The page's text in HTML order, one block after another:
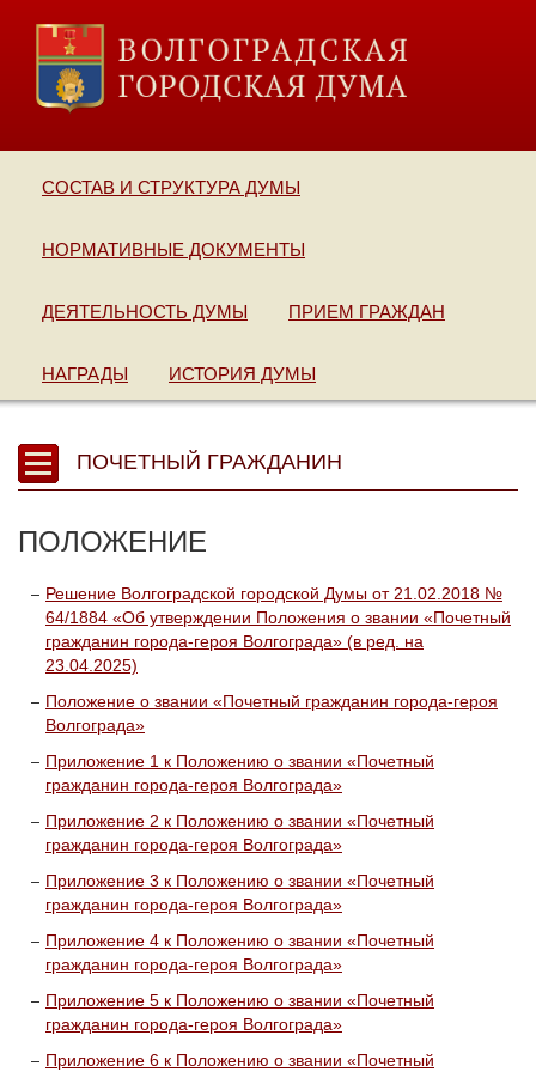
СОСТАВ И СТРУКТУРА ДУМЫ
НОРМАТИВНЫЕ ДОКУМЕНТЫ
ДЕЯТЕЛЬНОСТЬ ДУМЫ ПРИЕМ ГРАЖДАН
НАГРАДЫ ИСТОРИЯ ДУМЫ
ПОЧЕТНЫЙ ГРАЖДАНИН
ПОЛОЖЕНИЕ
Решение Волгоградской городской Думы от 21.02.2018 №
64/1884 «Об утверждении Положения о звании «Почетный
гражданин города-героя Волгограда» (в ред. на
23.04.2025)
Положение о звании «Почетный гражданин города-героя
Волгограда»
Приложение 1 к Положению о звании «Почетный
гражданин города-героя Волгограда»
Приложение 2 к Положению о звании «Почетный
гражданин города-героя Волгограда»
Приложение 3 к Положению о звании «Почетный
гражданин города-героя Волгограда»
Приложение 4 к Положению о звании «Почетный
гражданин города-героя Волгограда»
Приложение 5 к Положению о звании «Почетный
гражданин города-героя Волгограда»
Приложение 6 к Положению о звании «Почетный